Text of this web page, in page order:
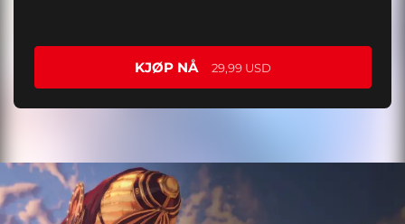
KJØP NÅ 29,99 USD